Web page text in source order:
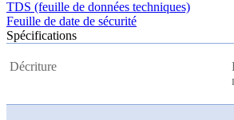
TDS (feuille de données techniques)
Feuille de date de sécurité
Spécifications
Décriture